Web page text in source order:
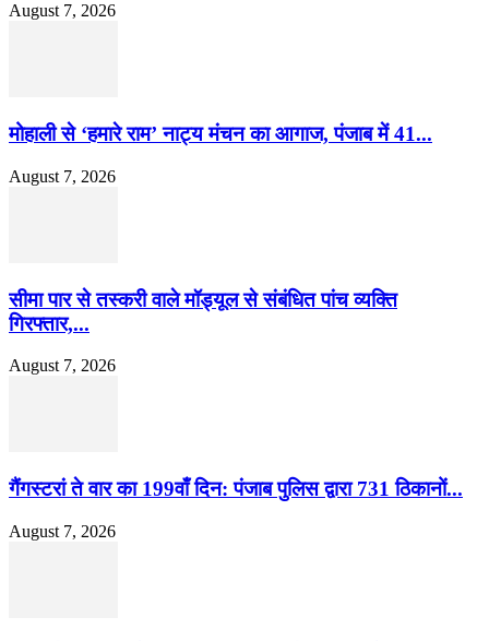
August 7, 2026
मोहाली से ‘हमारे राम’ नाट्य मंचन का आगाज, पंजाब में 41...
August 7, 2026
सीमा पार से तस्करी वाले मॉड्यूल से संबंधित पांच व्यक्ति
गिरफ्तार,...
August 7, 2026
गैंगस्टरां ते वार का 199वाँ दिन: पंजाब पुलिस द्वारा 731 ठिकानों...
August 7, 2026